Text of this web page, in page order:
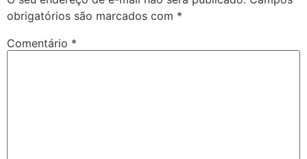
obrigatórios são marcados com *
Comentário *